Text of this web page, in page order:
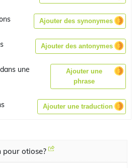
Ajouter des synonymes
Ajouter des antonymes
une
Ajouter une
phrase
Ajouter une traduction
pour otiose?